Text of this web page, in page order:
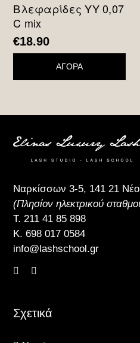
Βλεφαρίδες YY 0,07
C mix
€18.90
ΑΓΟΡΑ
Ναρκίσσων 3-5, 141 21
(Πλησίον ηλεκτρικού
Τ.211 41 85 898
Κ.698 017 0584
info@lashschool.gr
Σχετικά